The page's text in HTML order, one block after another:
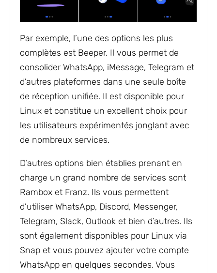
Par exemple, l’une des options les plus
complètes est Beeper. Il vous permet de
consolider WhatsApp, iMessage, Telegram et
d’autres plateformes dans une seule boîte
de réception unifiée. Il est disponible pour
Linux et constitue un excellent choix pour
les utilisateurs expérimentés jonglant avec
de nombreux services.
D’autres options bien établies prenant en
charge un grand nombre de services sont
Rambox et Franz. Ils vous permettent
d’utiliser WhatsApp, Discord, Messenger,
Telegram, Slack, Outlook et bien d’autres. Ils
sont également disponibles pour Linux via
Snap et vous pouvez ajouter votre compte
WhatsApp en quelques secondes. Vous